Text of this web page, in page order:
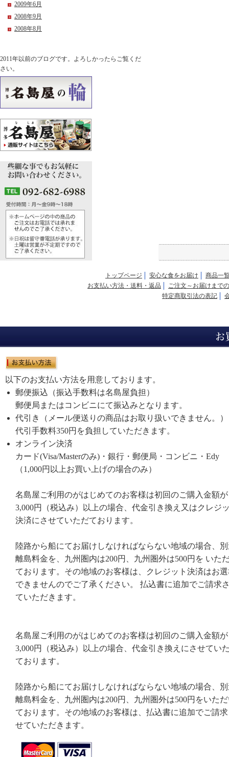
2009年6月
2008年9月
2008年8月
2011年以前のブログです。よろしかったらご覧くだ
さい。
トップページ 安心な食をお届け
商品一
お支払い方法・送料・返品
ご注文～お届けまで
特定商取引法の表記
以下のお支払い方法を用意しております。
郵便振込（振込手数料は名島屋負担）
郵便局またはコンビニにて振込みとなります。
代引き（メール便送りの商品はお取り扱いできません。）
代引手数料350円を負担していただきます。
オンライン決済
カード(Visa/Masterのみ)・銀行・郵便局・コンビニ・Edy
（1,000円以上お買い上げの場合のみ）
名島屋ご利用のがはじめてのお客様は初回のご購入金額が
3,000円（税込み）以上の場合、代金引き換え又はクレジ
決済にさせていただております。
陸路から船にてお届けしなければならない地域の場合、
離島料金を、九州圏内は200円、九州圏外は500円を いた
ております。その地域のお客様は、クレジット決済はお
できませんのでご了承ください。 払込書に追加でご請求
ていただきます。
名島屋ご利用のがはじめてのお客様は初回のご購入金額が
3,000円（税込み）以上の場合、代金引き換えにさせてい
ております。
陸路から船にてお届けしなければならない地域の場合、
離島料金を、九州圏内は200円、九州圏外は500円をいた
ております。その地域のお客様は、払込書に追加でご請
せていただきます。